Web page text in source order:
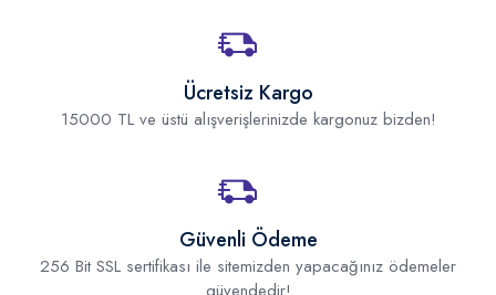
Ücretsiz Kargo
15000 TL ve üstü alışverişlerinizde kargonuz bizden!
Güvenli Ödeme
256 Bit SSL sertifikası ile sitemizden yapacağınız ödemeler
güvendedir!